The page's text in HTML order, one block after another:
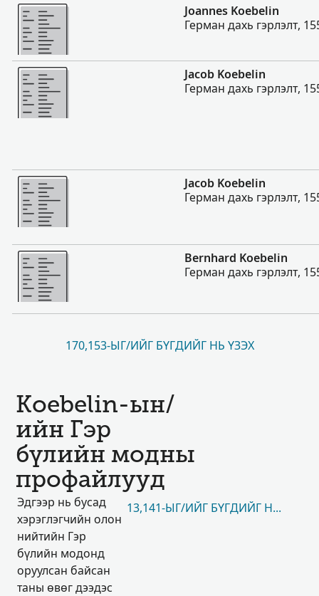
Нэмэх
Joannes Koebelin
Герман дахь гэрлэлт,
Нэмэх
Jacob Koebelin
Герман дахь гэрлэлт,
Нэмэх
Jacob Koebelin
Герман дахь гэрлэлт,
Нэмэх
Bernhard Koebelin
Герман дахь гэрлэлт,
170,153-ЫГ/ИЙГ БҮГДИЙГ НЬ ҮЗЭХ
Koebelin-ын/
ийн Гэр
бүлийн модны
профайлууд
Эдгээр нь бусад
хэрэглэгчийн олон
нийтийн Гэр
бүлийн модонд
оруулсан байсан
таны өвөг дээдэс
13,141-ЫГ/ИЙГ БҮГДИЙГ НЬ ҮЗЭХ